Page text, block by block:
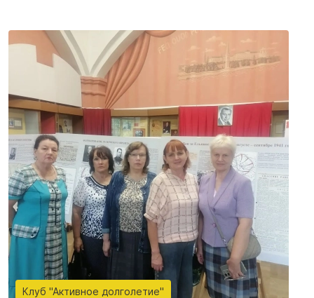
Клуб "Активное долголетие"